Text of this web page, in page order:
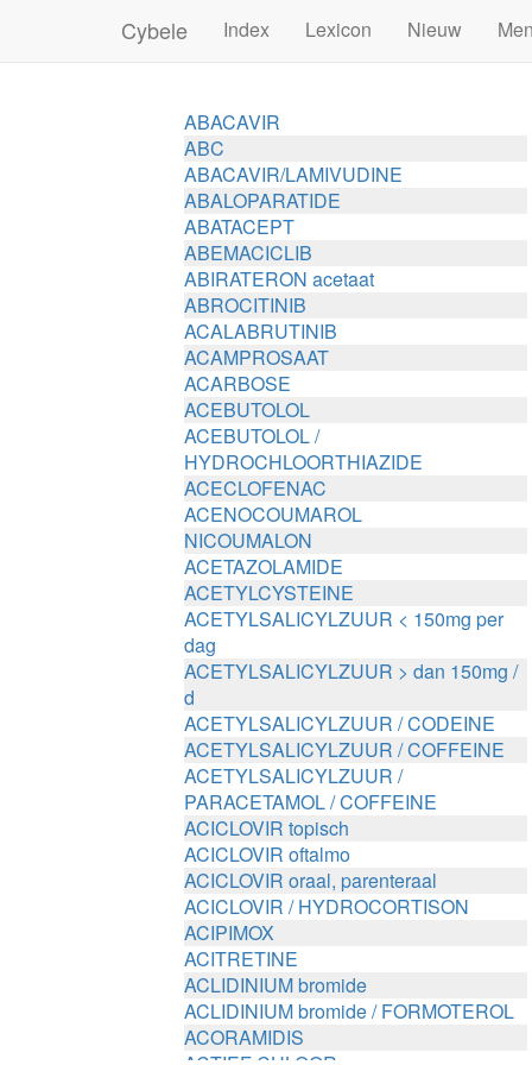
Cybele Index Lexicon Nieuw
ABACAVIR
ABC
ABACAVIR/LAMIVUDINE
ABALOPARATIDE
ABATACEPT
ABEMACICLIB
ABIRATERON acetaat
ABROCITINIB
ACALABRUTINIB
ACAMPROSAAT
ACARBOSE
ACEBUTOLOL
ACEBUTOLOL /
HYDROCHLOORTHIAZIDE
ACECLOFENAC
ACENOCOUMAROL
NICOUMALON
ACETAZOLAMIDE
ACETYLCYSTEINE
ACETYLSALICYLZUUR < 150mg per
dag
ACETYLSALICYLZUUR > dan 150mg /
d
ACETYLSALICYLZUUR / CODEINE
ACETYLSALICYLZUUR / COFFEINE
ACETYLSALICYLZUUR /
PARACETAMOL / COFFEINE
ACICLOVIR topisch
ACICLOVIR oftalmo
ACICLOVIR oraal, parenteraal
ACICLOVIR / HYDROCORTISON
ACIPIMOX
ACITRETINE
ACLIDINIUM bromide
ACLIDINIUM bromide / FORMOTEROL
ACORAMIDIS